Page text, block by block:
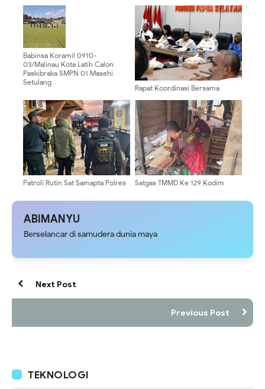
Kapolda Jatim Cup 2026
Pastikan Karubaga Tetap Aman
Babinsa Koramil 0910-
03/Malinau Kota Latih Calon
Paskibraka SMPN 01 Masehi
Setulang
Rapat Koordinasi Bersama
Gubernur Apolo Dorong
Percepatan Pembangunan
Patroli Rutin Sat Samapta Polres
dan Respons Cepat Laporan
Satgas TMMD Ke 129 Kodim
Pada Rumah Bapak Harim
ABIMANYU
Berselancar di samudera dunia maya
Next Post
Previous Post
TEKNOLOGI